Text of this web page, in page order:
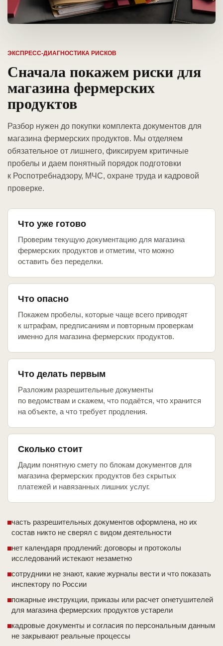
ЭКСПРЕСС-ДИАГНОСТИКА РИСКОВ
Сначала покажем риски для
магазина фермерских
продуктов
Разбор нужен до покупки комплекта документов для
магазина фермерских продуктов. Мы отделяем
обязательное от лишнего, фиксируем критичные
пробелы и даем понятный порядок подготовки
к Роспотребнадзору, МЧС, охране труда и кадровой
проверке.
Что уже готово
Проверим текущую документацию для магазина
фермерских продуктов и отметим, что можно
оставить без переделки.
Что опасно
Покажем пробелы, которые чаще всего приводят
к штрафам, предписаниям и повторным проверкам
именно для магазина фермерских продуктов.
Что делать первым
Разложим разрешительные документы
по ведомствам и скажем, что подаётся, что хранится
на объекте, а что требует продления.
Сколько стоит
Дадим понятную смету по блокам документов для
магазина фермерских продуктов без скрытых
платежей и навязанных лишних услуг.
часть разрешительных документов оформлена, но их
состав никто не сверял с видом деятельности
нет календаря продлений: договоры и протоколы
исследований истекают незаметно
сотрудники не знают, какие журналы вести и что показать
инспектору по России
пожарные инструкции, приказы или расчет огнетушителей
для магазина фермерских продуктов устарели
кадровые документы и согласия по персональным данным
не закрывают реальные процессы